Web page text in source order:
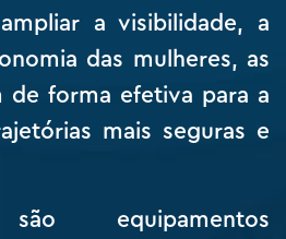
a visibilidade, a
das mulheres, as
de forma efetiva para a
mais seguras e
equipamentos